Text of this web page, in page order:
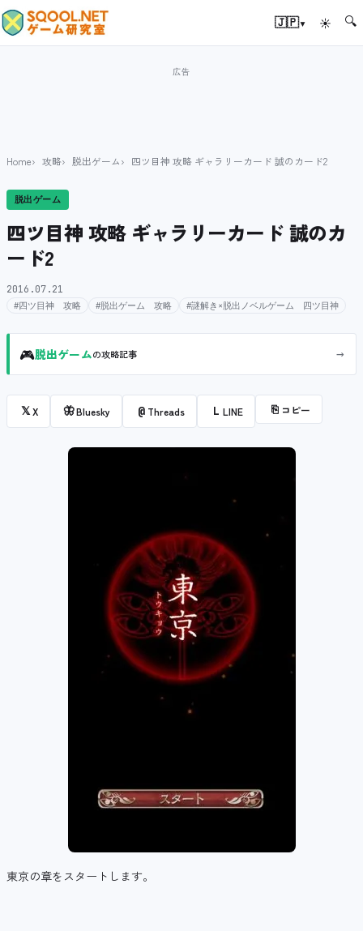
🇯🇵▾ ☀ 🔍
Home 攻略 脱出ゲーム 四ツ目神 攻略 ギャラリーカード 誠のカード2
脱出ゲーム
四ツ目神 攻略 ギャラリーカード 誠のカ
ード2
2016.07.21
#四ツ目神 攻略 #脱出ゲーム 攻略 #謎解き×脱出ノベルゲーム 四ツ目神
🎮脱出ゲームの攻略記事 →
𝕏X 🦋Bluesky @ Threads L LINE ⎘ コピー
東京の章をスタートします。